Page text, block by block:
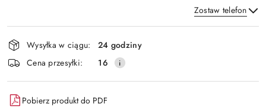
Zostaw telefon
Wyślij
Dostępność
i
dostawa
Wysyłka w ciągu:
24 godziny
Cena przesyłki:
16
Pobierz produkt do PDF